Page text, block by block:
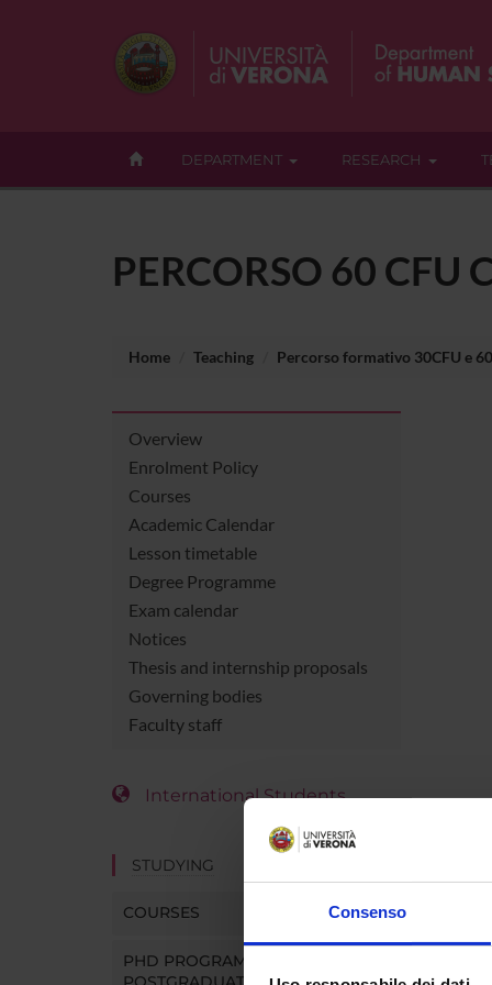
Consenso
DEPARTMENT RESEARCH
PERCORSO 60 CFU
Home Teaching Percorso formativo 30CFU e
Overview
Enrolment Policy
Courses
Academic Calendar
Lesson timetable
Degree Programme
Exam calendar
Notices
Thesis and internship proposals
Governing bodies
Faculty staff
International Students
STUDYING
COURSES
PHD PROGRAMMES AND